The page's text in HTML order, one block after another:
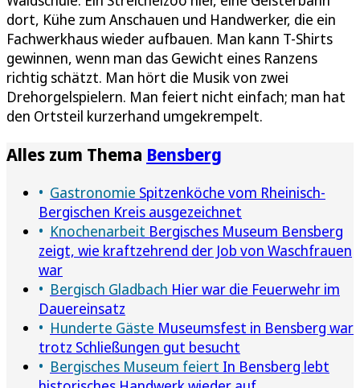
dort, Kühe zum Anschauen und Handwerker, die ein
Fachwerkhaus wieder aufbauen. Man kann T-Shirts
gewinnen, wenn man das Gewicht eines Ranzens
richtig schätzt. Man hört die Musik von zwei
Drehorgelspielern. Man feiert nicht einfach; man hat
den Ortsteil kurzerhand umgekrempelt.
Alles zum Thema Bensberg
Gastronomie Spitzenköche vom Rheinisch-
Bergischen Kreis ausgezeichnet
Knochenarbeit Bergisches Museum Bensberg
zeigt, wie kraftzehrend der Job von Waschfrauen
war
Bergisch Gladbach Hier war die Feuerwehr im
Dauereinsatz
Hunderte Gäste Museumsfest in Bensberg war
trotz Schließungen gut besucht
Bergisches Museum feiert In Bensberg lebt